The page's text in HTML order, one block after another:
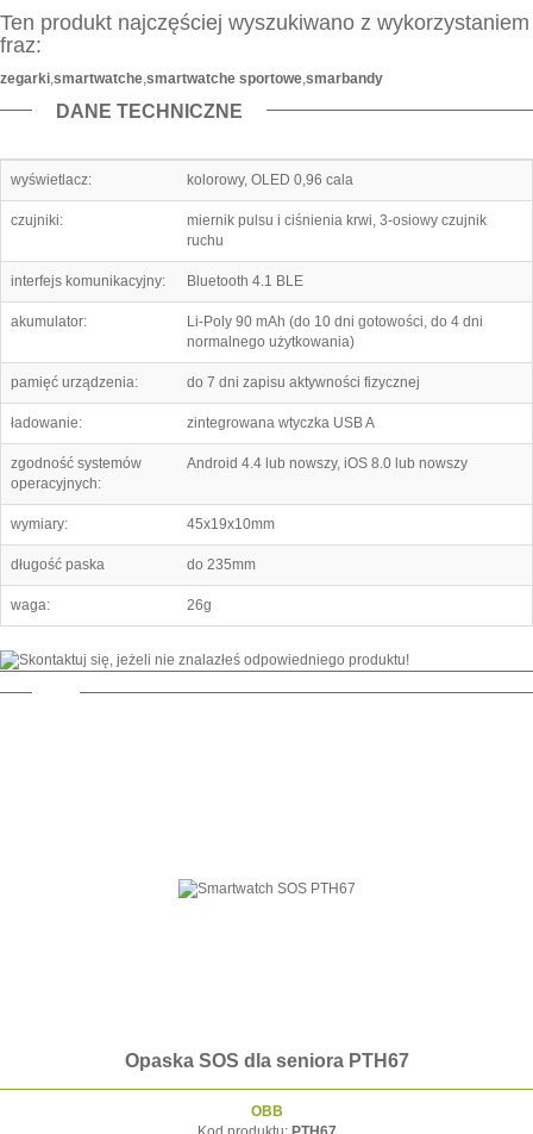
Ten produkt najczęściej wyszukiwano z wykorzystaniem
fraz:
zegarki,smartwatche,smartwatche sportowe,smarbandy
DANE TECHNICZNE
wyświetlacz: kolorowy, OLED 0,96 cala
czujniki:
miernik pulsu i ciśnienia krwi, 3-osiowy czujnik
ruchu
interfejs komunikacyjny: Bluetooth 4.1 BLE
akumulator:
Li-Poly 90 mAh (do 10 dni gotowości, do 4 dni
normalnego użytkowania)
pamięć urządzenia: do 7 dni zapisu aktywności fizycznej
ładowanie: zintegrowana wtyczka USB A
zgodność systemów
operacyjnych:
Android 4.4 lub nowszy, iOS 8.0 lub nowszy
wymiary: 45x19x10mm
długość paska do 235mm
waga: 26g
Opaska SOS dla seniora PTH67
OBB